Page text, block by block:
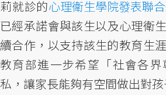
莉就診的心理衛生學院發表聯
已經承諾會與該生以及心理衛
續合作，以支持該生的教育生
教育部進一步希望「社會各
私，讓家長能夠有空間做出對